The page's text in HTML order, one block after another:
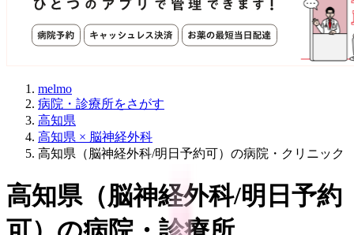
melmo
病院・診療所をさがす
高知県
高知県 × 脳神経外科
高知県（脳神経外科/明日予約可）の病院・クリニック
高知県（脳神経外科/明日予約